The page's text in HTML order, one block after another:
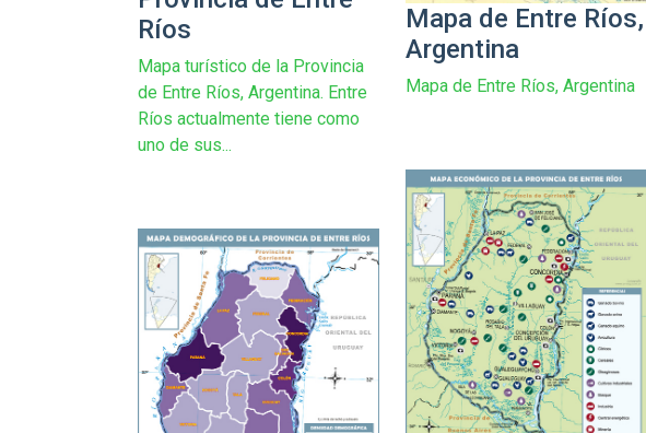
Ríos
Mapa turístico de la Provincia
de Entre Ríos, Argentina. Entre
Ríos actualmente tiene como
uno de sus...
Mapa de Entre Ríos,
Argentina
Mapa de Entre Ríos, Argentina